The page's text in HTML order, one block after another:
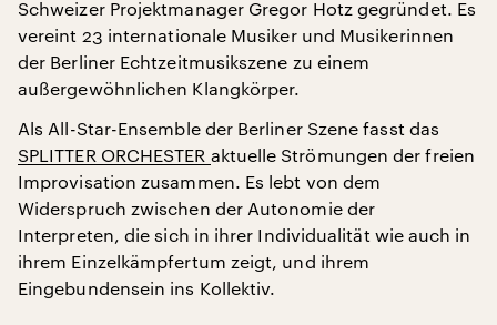
Schweizer Projektmanager Gregor Hotz gegründet. Es
vereint 23 internationale Musiker und Musikerinnen
der Berliner Echtzeitmusikszene zu einem
außergewöhnlichen Klangkörper.
Als All-Star-Ensemble der Berliner Szene fasst das
SPLITTER ORCHESTER aktuelle Strömungen der freien
Improvisation zusammen. Es lebt von dem
Widerspruch zwischen der Autonomie der
Interpreten, die sich in ihrer Individualität wie auch in
ihrem Einzelkämpfertum zeigt, und ihrem
Eingebundensein ins Kollektiv.